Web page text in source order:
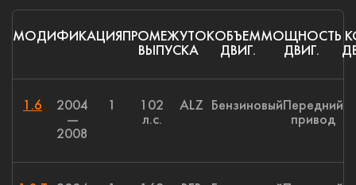
МОДИФИКАЦИЯ ПРОМЕЖУТОК
ВЫПУСКА
ОБЪЕМ
ДВИГ.
МОЩНОСТЬ
ДВИГ.
1.6
2004
—
2008
1
102
л.с.
ALZ Бензиновый Передний
привод